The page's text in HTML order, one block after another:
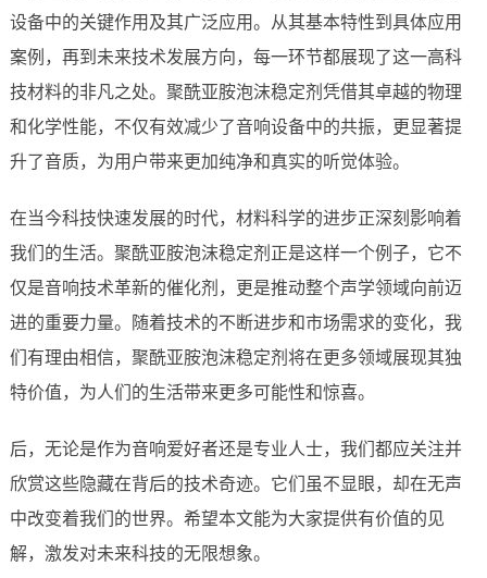
设备中的关键作用及其广泛应用。从其基本特性到具体应用
案例，再到未来技术发展方向，每一环节都展现了这一高科
技材料的非凡之处。聚酰亚胺泡沫稳定剂凭借其卓越的物理
和化学性能，不仅有效减少了音响设备中的共振，更显著提
升了音质，为用户带来更加纯净和真实的听觉体验。
在当今科技快速发展的时代，材料科学的进步正深刻影响着
我们的生活。聚酰亚胺泡沫稳定剂正是这样一个例子，它不
仅是音响技术革新的催化剂，更是推动整个声学领域向前迈
进的重要力量。随着技术的不断进步和市场需求的变化，我
们有理由相信，聚酰亚胺泡沫稳定剂将在更多领域展现其独
特价值，为人们的生活带来更多可能性和惊喜。
后，无论是作为音响爱好者还是专业人士，我们都应关注并
欣赏这些隐藏在背后的技术奇迹。它们虽不显眼，却在无声
中改变着我们的世界。希望本文能为大家提供有价值的见
解，激发对未来科技的无限想象。